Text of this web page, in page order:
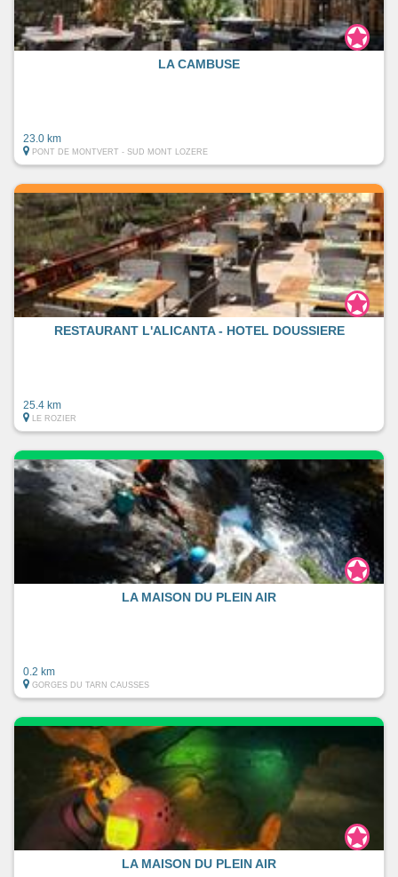
LA CAMBUSE
23.0 km
PONT DE MONTVERT - SUD MONT LOZERE
RESTAURANT L'ALICANTA - HOTEL DOUSSIERE
25.4 km
LE ROZIER
LA MAISON DU PLEIN AIR
0.2 km
GORGES DU TARN CAUSSES
LA MAISON DU PLEIN AIR